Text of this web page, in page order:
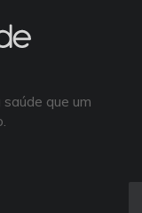
que um